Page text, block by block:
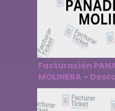
Facturación
MOLINERA –